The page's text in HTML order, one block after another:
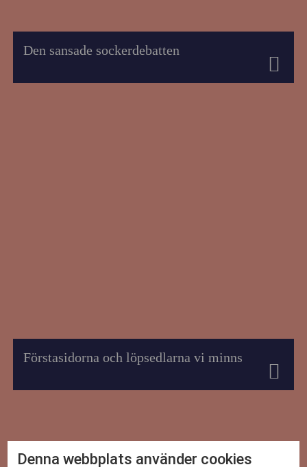
Den sansade sockerdebatten
Förstasidorna och löpsedlarna vi minns
Denna webbplats använder cookies